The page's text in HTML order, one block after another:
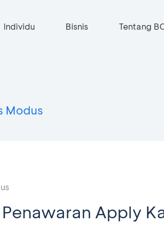
Individu Bisnis Tentang
Modus
Apply